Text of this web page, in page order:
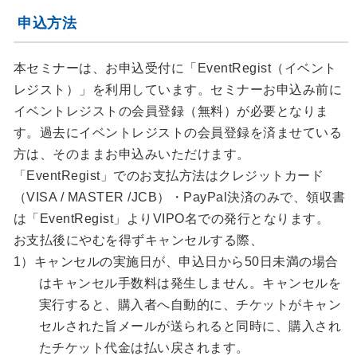
申込方法
本セミナーは、お申込受付に「EventRegist（イベント
レジスト）」を利用しています。セミナーお申込み前に
イベントレジストの会員登録（無料）が必要となりま
す。過去にイベントレジストの会員登録を済ませている
方は、そのままお申込みいただけます。
「EventRegist」でのお支払方法はクレジットカード
（VISA / MASTER /JCB）・PayPal決済のみで、領収書
は「EventRegist」よりVIPO名での発行となります。
お支払後にやむを得ずキャンセルする際、
1）キャンセルの実施日が、申込日から50日未満の場合
はキャンセル手数料は発生しません。キャンセルを
実行すると、購入者へ自動的に、チケットがキャン
セルされた旨メールが送られると同時に、購入され
たチケット代金は払い戻されます。